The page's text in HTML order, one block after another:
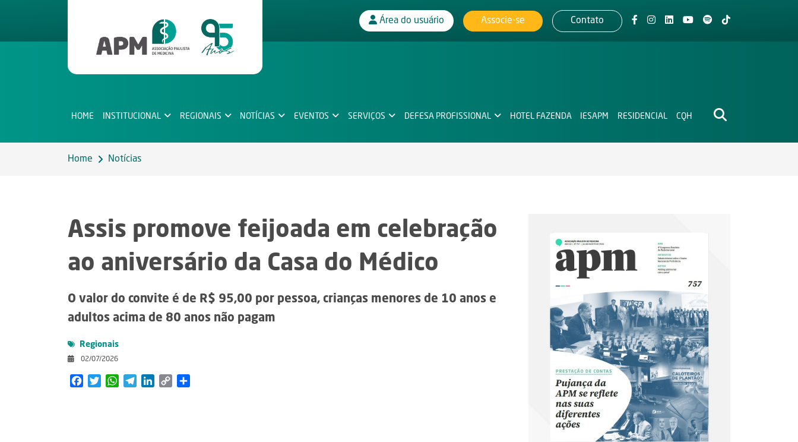
Área do usuário Associe-se Contato
HOME INSTITUCIONAL REGIONAIS NOTÍCIAS EVENTOS SERVIÇOS DEFESA PROFISSIONAL HOTEL FAZENDA IESAPM RESIDENCIAL CQH
Home Notícias
Assis promove feijoada em celebração
ao aniversário da Casa do Médico
O valor do convite é de R$ 95,00 por pessoa, crianças menores de 10 anos e
adultos acima de 80 anos não pagam
Regionais
02/07/2026
FacebookTwitterWhatsAppTelegramLinkedIn
Copy